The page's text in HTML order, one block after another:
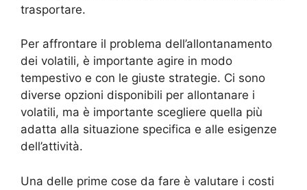
trasportare.
Per affrontare il problema dell’allontanamento
dei volatili, è importante agire in modo
tempestivo e con le giuste strategie. Ci sono
diverse opzioni disponibili per allontanare i
volatili, ma è importante scegliere quella più
adatta alla situazione specifica e alle esigenze
dell’attività.
Una delle prime cose da fare è valutare i costi